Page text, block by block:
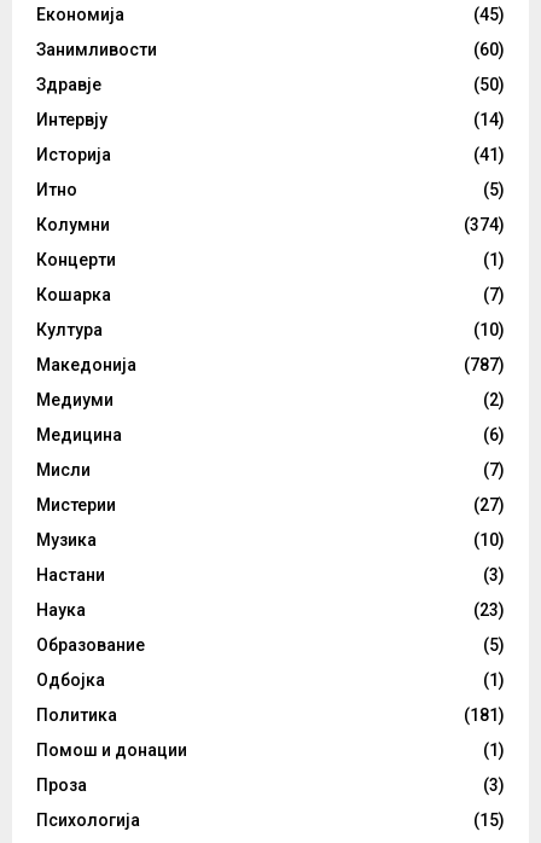
Економија
(45)
Занимливости
(60)
Здравје
(50)
Интервју
(14)
Историја
(41)
Итно
(5)
Колумни
(374)
Концерти
(1)
Кошарка
(7)
Култура
(10)
Македонија
(787)
Медиуми
(2)
Медицина
(6)
Мисли
(7)
Мистерии
(27)
Музика
(10)
Настани
(3)
Наука
(23)
Образование
(5)
Одбојка
(1)
Политика
(181)
Помош и донации
(1)
Проза
(3)
Психологија
(15)